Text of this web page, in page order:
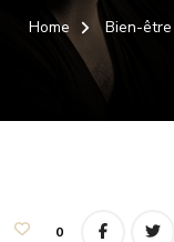
Home Bien-être
0